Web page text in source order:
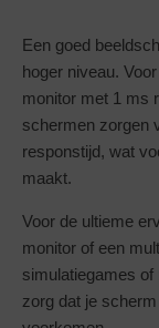
Een goed
hoger niveau.
monitor met 1 ms
schermen zorgen
responstijd, wat
maakt.
Voor de ultieme
monitor of een
simulatiegames of
zorg dat je